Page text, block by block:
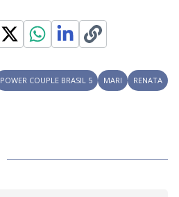
y
V
i
d
POWER COUPLE BRASIL 5 MARI
RENATA